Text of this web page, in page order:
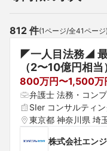
812 件(1ページ/全41ページ)
◤一人目法務◢
（2〜10億円相
ャル採用可
800万円〜1,500万
弁護士 法務・コン
SIer コンサルティ
東京都 神奈川県 埼
株式会社エン